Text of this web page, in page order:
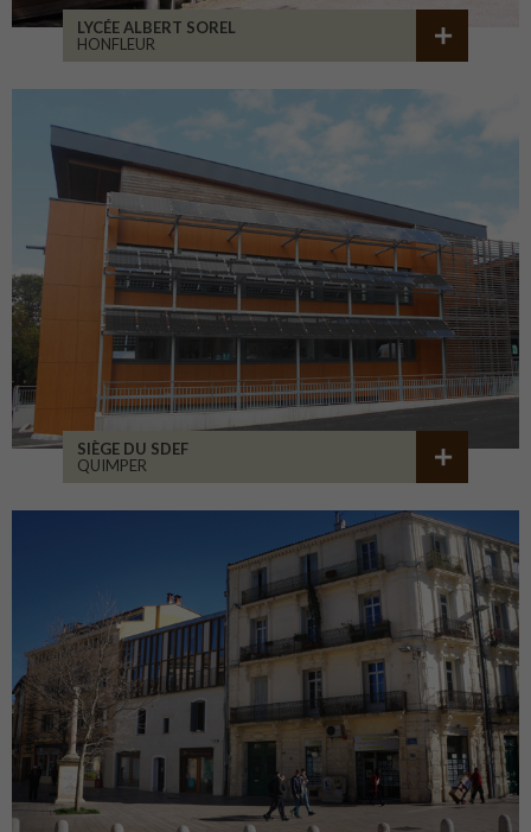
LYCÉE ALBERT SOREL
HONFLEUR
SIÈGE DU SDEF
QUIMPER